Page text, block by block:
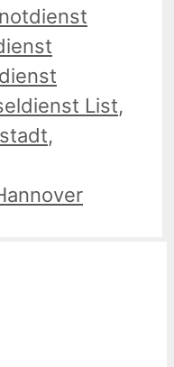
List,
,